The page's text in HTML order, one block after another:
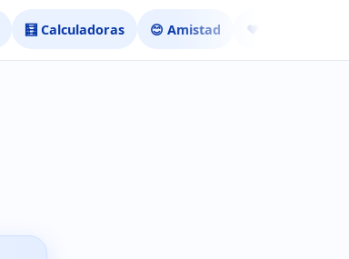
🧮 Calculadoras 😊 Amistad ❤️ Ligar